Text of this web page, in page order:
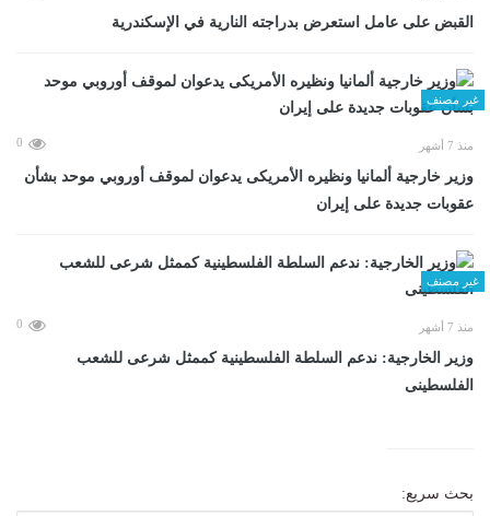
القبض على عامل استعرض بدراجته النارية في الإسكندرية
غير مصنف
منذ 7 أشهر 0
وزير خارجية ألمانيا ونظيره الأمريكى يدعوان لموقف أوروبي موحد بشأن
عقوبات جديدة على إيران
غير مصنف
منذ 7 أشهر 0
وزير الخارجية: ندعم السلطة الفلسطينية كممثل شرعى للشعب
الفلسطينى
بحث سريع: